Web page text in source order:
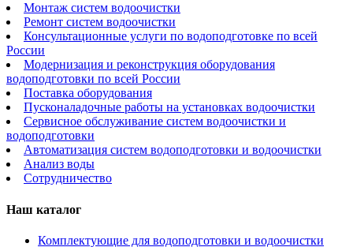
Монтаж систем водоочистки
Ремонт систем водоочистки
Консультационные услуги по водоподготовке по всей
России
Модернизация и реконструкция оборудования
водоподготовки по всей России
Поставка оборудования
Пусконаладочные работы на установках водоочистки
Сервисное обслуживание систем водоочистки и
водоподготовки
Автоматизация систем водоподготовки и водоочистки
Анализ воды
Сотрудничество
Наш каталог
Комплектующие для водоподготовки и водоочистки